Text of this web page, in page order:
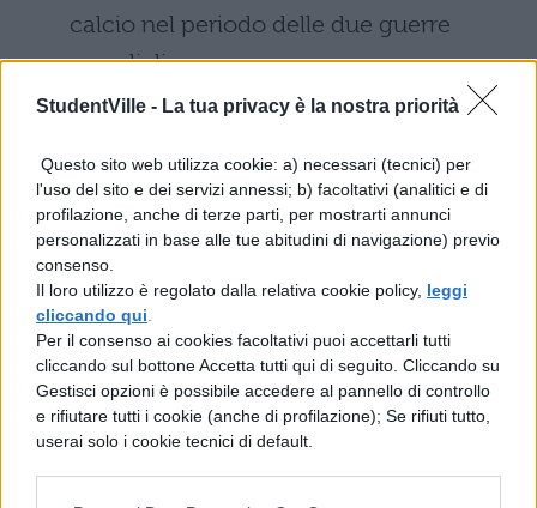
StudentVille - La tua privacy è la nostra priorità
Questo sito web utilizza cookie: a) necessari (tecnici) per
l'uso del sito e dei servizi annessi; b) facoltativi (analitici e di
profilazione, anche di terze parti, per mostrarti annunci
personalizzati in base alle tue abitudini di navigazione) previo
consenso.
Il loro utilizzo è regolato dalla relativa cookie policy, leggi
cliccando qui
Per il consenso ai cookies facoltativi puoi accettarli tutti
cliccando sul bottone Accetta tutti qui di seguito. Cliccando su
Gestisci opzioni è possibile accedere al pannello di controllo
e rifiutare tutti i cookie (anche di profilazione); Se rifiuti tutto,
userai solo i cookie tecnici di default.
calcio nel periodo delle due guerre
mondiali
Italiano collegamenti:
Umberto Saba,
Goal
Latino collegamenti:Giulio Cesare, De
bello Gallico
Greco collegamenti:
della volpe e dell'uva
Scienze collegamenti:i muscoli
Fisica collegamenti:il movimento del